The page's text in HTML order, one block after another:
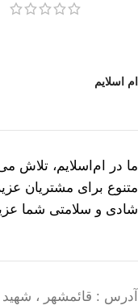
ام اسلایم
ما در ام‌اسلایم، تلاش
متنوع برای مشتریان
شادی و سلامتی شما
آدرس : قائمشهر ، شهید بهشتی